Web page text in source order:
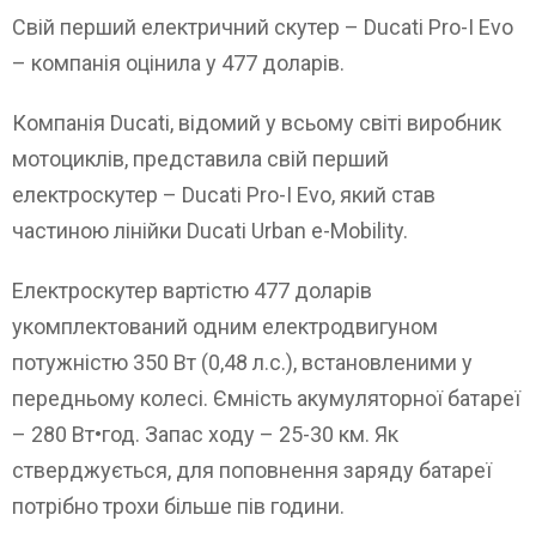
Свій перший електричний скутер – Ducati Pro-I Evo
– компанія оцінила у 477 доларів.
Компанія Ducati, відомий у всьому світі виробник
мотоциклів, представила свій перший
електроскутер – Ducati Pro-I Evo, який став
частиною лінійки Ducati Urban e-Mobility.
Електроскутер вартістю 477 доларів
укомплектований одним електродвигуном
потужністю 350 Вт (0,48 л.с.), встановленими у
передньому колесі. Ємність акумуляторної батареї
– 280 Вт•год. Запас ходу – 25-30 км. Як
стверджується, для поповнення заряду батареї
потрібно трохи більше пів години.